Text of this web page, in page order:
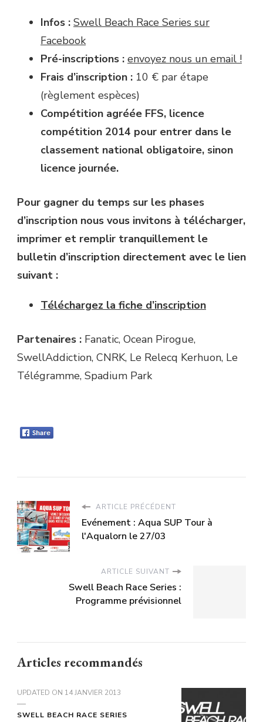
Infos : Swell Beach Race Series sur
Facebook
Pré-inscriptions : envoyez nous un email !
Frais d’inscription : 10 € par étape
(règlement espèces)
Compétition agréée FFS, licence
compétition 2014 pour entrer dans le
classement national obligatoire, sinon
licence journée.
Pour gagner du temps sur les phases
d’inscription nous vous invitons à télécharger,
imprimer et remplir tranquillement le
bulletin d’inscription directement avec le lien
suivant :
Téléchargez la fiche d’inscription
Partenaires : Fanatic, Ocean Pirogue,
SwellAddiction, CNRK, Le Relecq Kerhuon, Le
Télégramme, Spadium Park
ARTICLE PRÉCÉDENT
Evénement : Aqua SUP Tour à
l'Aqualorn le 27/03
ARTICLE SUIVANT
Swell Beach Race Series :
Programme prévisionnel
Articles recommandés
UPDATED ON 14 JANVIER 2013
SWELL BEACH RACE SERIES